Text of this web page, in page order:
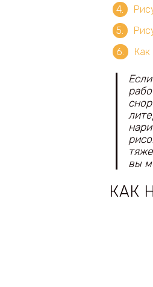
Как
вы
КАК